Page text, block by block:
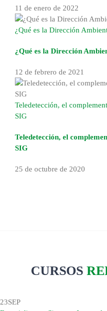
11 de enero de 2022
¿Qué es la Dirección
¿Qué es la Dirección
12 de febrero de 2021
Teledetección, el
SIG
Teledetección, el
SIG
25 de octubre de 2020
CURSOS
23SEP